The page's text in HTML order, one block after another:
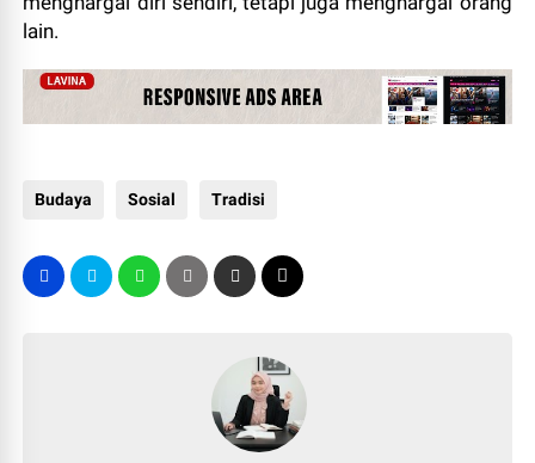
lain.
Budaya Sosial Tradisi